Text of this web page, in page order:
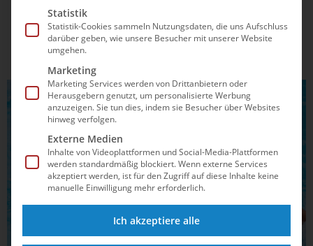
Im Endspurt ringen die Deutschen Gastgeber Portugal
nieder und werden Elfte.
WASSERBALL
Statistik
Statistik-Cookies sammeln Nutzungsdaten, die uns Aufschluss
darüber geben, wie unsere Besucher mit unserer Website
umgehen.
Marketing
Marketing Services werden von Drittanbietern oder
Herausgebern genutzt, um personalisierte Werbung
anzuzeigen. Sie tun dies, indem sie Besucher über Websites
hinweg verfolgen.
Externe Medien
Inhalte von Videoplattformen und Social-Media-Plattformen
werden standardmäßig blockiert. Wenn externe Services
akzeptiert werden, ist für den Zugriff auf diese Inhalte keine
manuelle Einwilligung mehr erforderlich.
Ich akzeptiere alle